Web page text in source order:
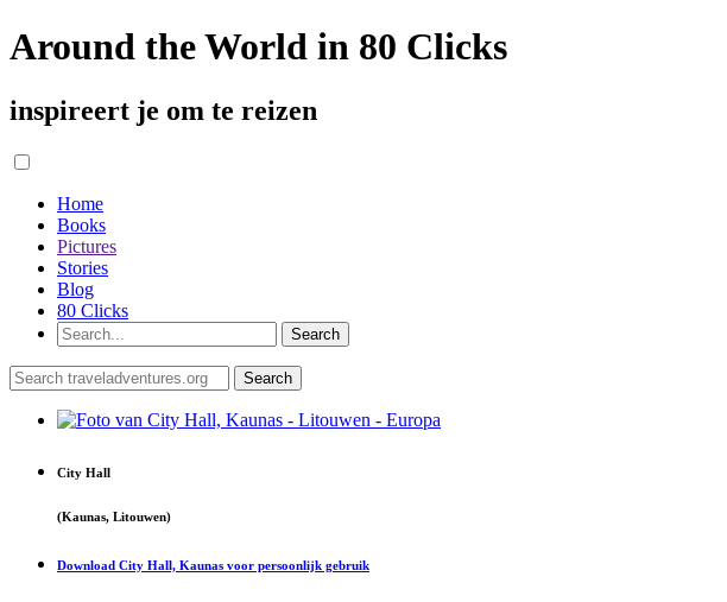
Around the World in 80 Clicks
inspireert je om te reizen
Home
Books
Pictures
Stories
Blog
80 Clicks
City Hall
(Kaunas, Litouwen)
Download City Hall, Kaunas voor persoonlijk gebruik